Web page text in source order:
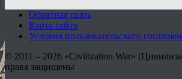
Обратная связь
Карта сайта
Условия пользовательского
© 2011 – 2026 «Civilization War»
права защищены